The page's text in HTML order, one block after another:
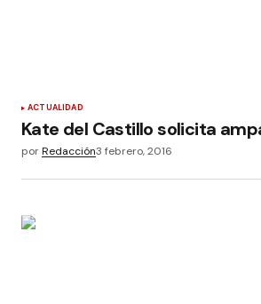
ACTUALIDAD
Kate del Castillo solicita
porRedacción3 febrero, 2016